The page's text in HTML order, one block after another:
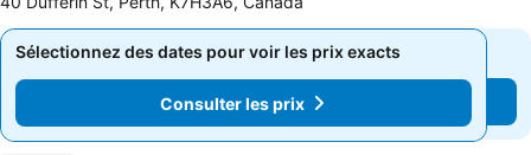
Sélectionnez des dates pour voir les prix exacts
Consulter les prix
Sélectionnez des dates pour voir les prix exacts
Consulter les prix